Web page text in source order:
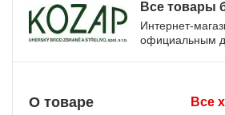
Все товары
Интернет-
официальным
О товаре Все